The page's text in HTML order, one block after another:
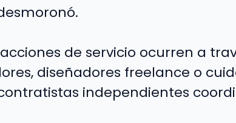
de servicio ocurren a
diseñadores freelance o
independientes